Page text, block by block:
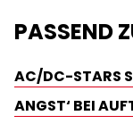
PASSEND
AC/DC-STARS
NGST‘ BEI